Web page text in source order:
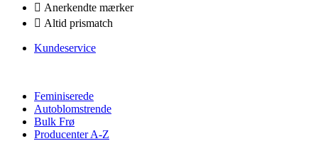
Anerkendte mærker
Altid prismatch
Kundeservice
Feminiserede
Autoblomstrende
Bulk Frø
Producenter A-Z